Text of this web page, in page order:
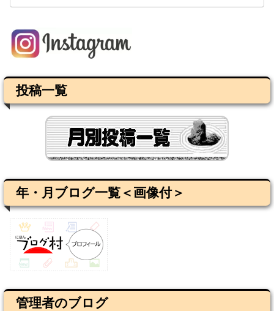
投稿一覧
年・月ブログ一覧＜画像付＞
管理者のブログ